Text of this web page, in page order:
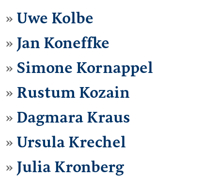
Uwe Kolbe
Jan Koneffke
Simone Kornappel
Rustum Kozain
Dagmara Kraus
Ursula Krechel
Julia Kronberg